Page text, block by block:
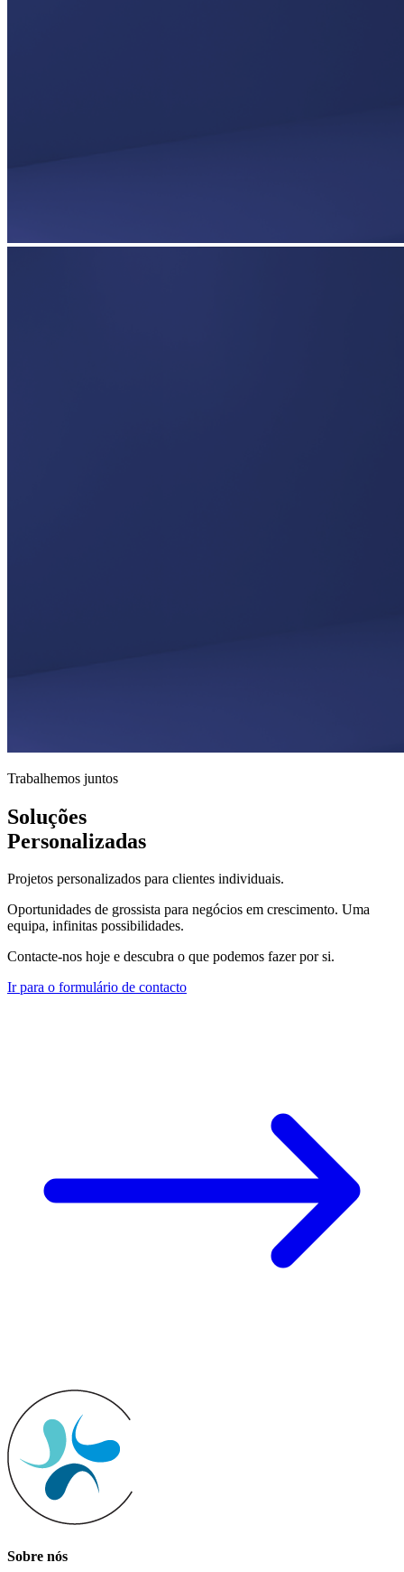
Trabalhemos juntos
Soluções
Personalizadas
Projetos personalizados para clientes individuais.
Oportunidades de grossista para negócios em crescimento. Uma
equipa, infinitas possibilidades.
Contacte-nos hoje e descubra o que podemos fazer por si.
Ir para o formulário de contacto
Sobre nós